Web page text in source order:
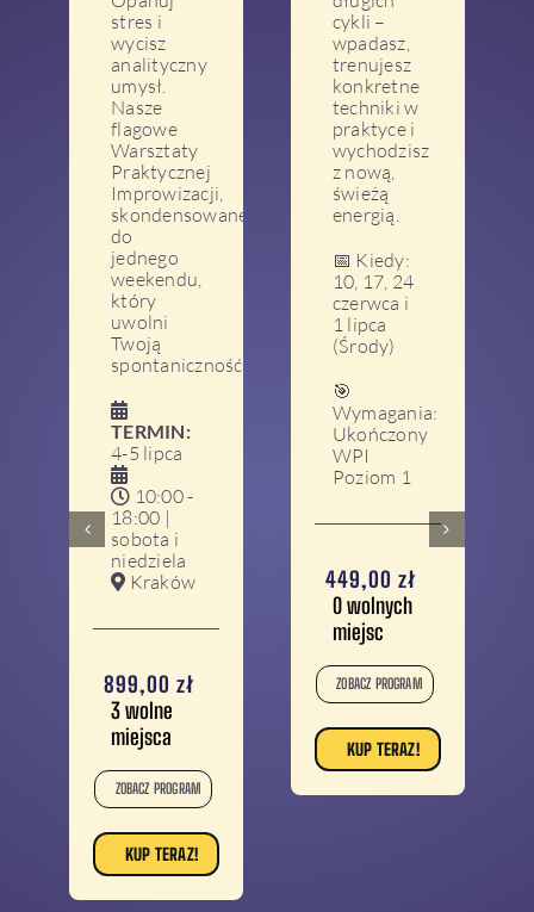
stres i
wycisz
analityczny
umysł.
Nasze
flagowe
Warsztaty
Praktycznej
Improwizacji,
skondensowane
do
jednego
weekendu,
który
uwolni
Twoją
spontaniczność!
TERMIN:
4-5 lipca
10:00 -
18:00 |
sobota i
niedziela
Kraków
899,00zł
3 wolne
miejsca
ZOBACZ PROGRAM
KUP TERAZ!
cykli –
wpadasz,
trenujesz
konkretne
techniki w
praktyce i
wychodzisz
z nową,
świeżą
energią.
📅 Kiedy:
10, 17, 24
czerwca i
1 lipca
(Środy)
🎯
Wymagania:
Ukończony
WPI
Poziom 1
449,00zł
0 wolnych
miejsc
ZOBACZ PROGRAM
KUP TERAZ!